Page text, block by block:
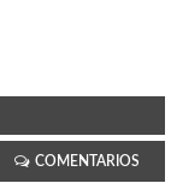
COMENTARIOS